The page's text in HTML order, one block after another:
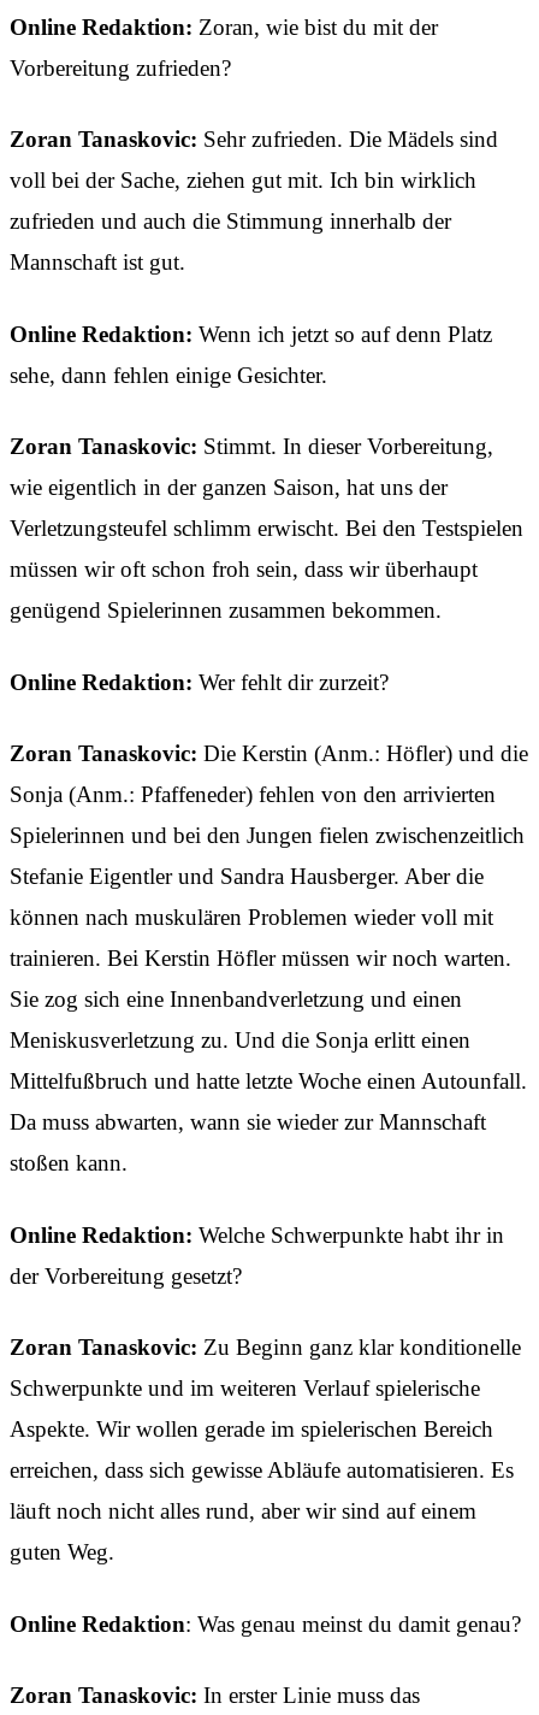
Online Redaktion: Zoran, wie bist du mit der
Vorbereitung zufrieden?
Zoran Tanaskovic: Sehr zufrieden. Die Mädels sind
voll bei der Sache, ziehen gut mit. Ich bin wirklich
zufrieden und auch die Stimmung innerhalb der
Mannschaft ist gut.
Online Redaktion: Wenn ich jetzt so auf denn Platz
sehe, dann fehlen einige Gesichter.
Zoran Tanaskovic: Stimmt. In dieser Vorbereitung,
wie eigentlich in der ganzen Saison, hat uns der
Verletzungsteufel schlimm erwischt. Bei den Testspielen
müssen wir oft schon froh sein, dass wir überhaupt
genügend Spielerinnen zusammen bekommen.
Online Redaktion: Wer fehlt dir zurzeit?
Zoran Tanaskovic: Die Kerstin (Anm.: Höfler) und die
Sonja (Anm.: Pfaffeneder) fehlen von den arrivierten
Spielerinnen und bei den Jungen fielen zwischenzeitlich
Stefanie Eigentler und Sandra Hausberger. Aber die
können nach muskulären Problemen wieder voll mit
trainieren. Bei Kerstin Höfler müssen wir noch warten.
Sie zog sich eine Innenbandverletzung und einen
Meniskusverletzung zu. Und die Sonja erlitt einen
Mittelfußbruch und hatte letzte Woche einen Autounfall.
Da muss abwarten, wann sie wieder zur Mannschaft
stoßen kann.
Online Redaktion: Welche Schwerpunkte habt ihr in
der Vorbereitung gesetzt?
Zoran Tanaskovic: Zu Beginn ganz klar konditionelle
Schwerpunkte und im weiteren Verlauf spielerische
Aspekte. Wir wollen gerade im spielerischen Bereich
erreichen, dass sich gewisse Abläufe automatisieren. Es
läuft noch nicht alles rund, aber wir sind auf einem
guten Weg.
Online Redaktion: Was genau meinst du damit genau?
Zoran Tanaskovic: In erster Linie muss das